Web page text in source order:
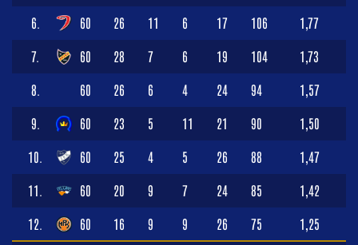
6. 60 26 11 6 17 106 1,77
7. 60 28 7 6 19 104 1,73
8. 60 26 6 4 24 94 1,57
9. 60 23 5 11 21 90 1,50
10. 60 25 4 5 26 88 1,47
11. 60 20 9 7 24 85 1,42
12. 60 16 9 9 26 75 1,25